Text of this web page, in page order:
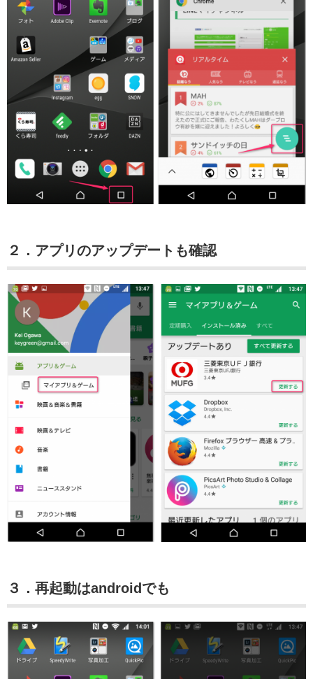
２．アプリのアップデートも確認
３．再起動はandroidでも